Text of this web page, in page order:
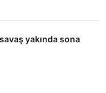
yakında sona